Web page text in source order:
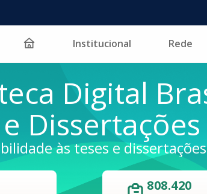
Institucional Rede
Digital
Dissertações
às teses e
808.420